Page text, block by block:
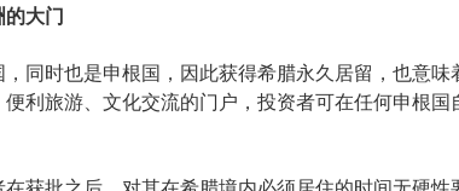
大门
时也是申根国，因此获得希腊永久居留，也意味
利旅游、文化交流的门户，投资者可在任何申根